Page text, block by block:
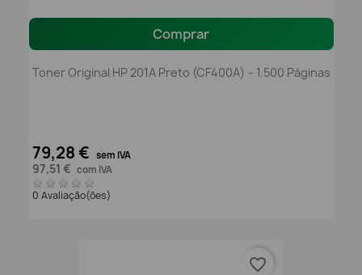
Comprar
Toner Original HP 201A Preto (CF400A) – 1.500 Páginas
79,28 € sem IVA
97,51 € com IVA
0 Avaliação(ões)
favorite_border